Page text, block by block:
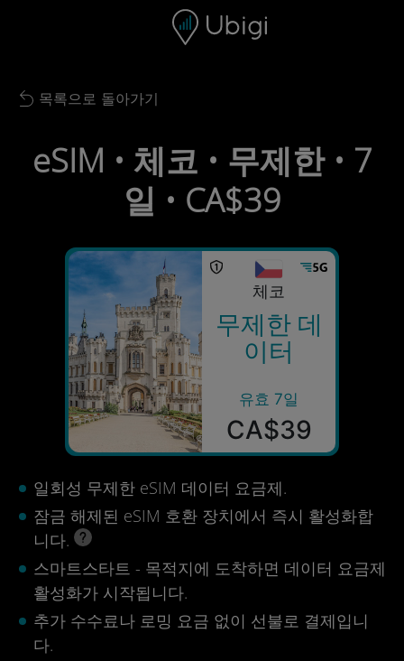
내비게이션 바 하단
Back to list
목록으로 돌아가기
eSIM • 체코 • 무제한 • 7
일 • CA$39
체코
무제한 데
이터
유효 7일
CA$39
일회성 무제한 eSIM 데이터 요금제.
잠금 해제된 eSIM 호환 장치에서 즉시 활성화합
니다.
스마트스타트 - 목적지에 도착하면 데이터 요금제
활성화가 시작됩니다.
추가 수수료나 로밍 요금 없이 선불로 결제입니
다.